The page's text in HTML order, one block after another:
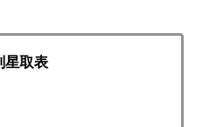
星取表